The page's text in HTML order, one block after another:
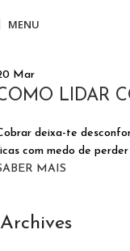
MENU
Mar
LIDAR
deixa-te
com medo de
MAIS
Archives